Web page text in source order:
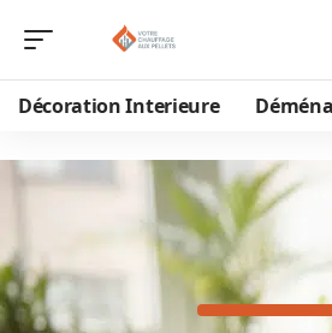
Décoration Interieure